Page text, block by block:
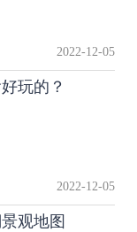
2022-12-05
玩的？
2022-12-05
观地图